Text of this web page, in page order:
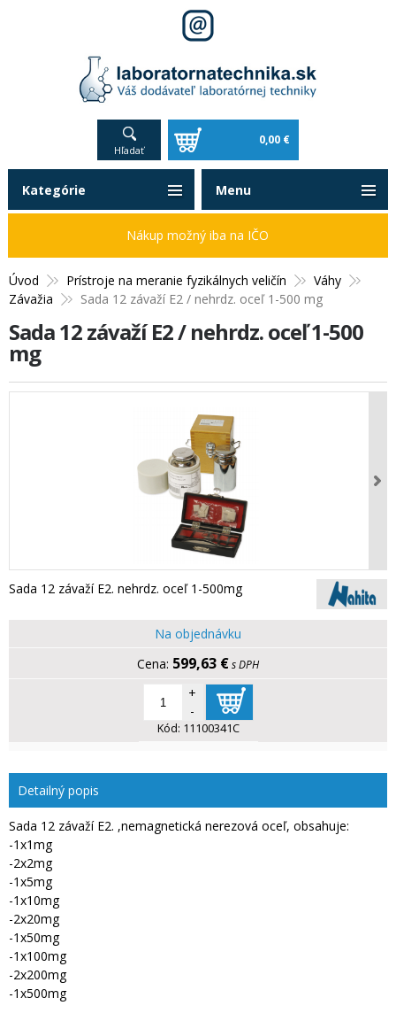
Hľadať
0,00 €
Úvod Prístroje na meranie fyzikálnych veličín
Váhy
Závažia
Sada 12 závaží E2 / nehrdz. oceľ 1-500 mg
Sada 12 závaží E2 / nehrdz. oceľ 1-500
mg
Sada 12 závaží E2. nehrdz. oceľ 1-500mg
Na objednávku
599,63 €s DPH
+
-
Kód: 11100341C
Detailný popis
Sada 12 závaží E2. ,nemagnetická nerezová oceľ, obsahuje:
-1x1mg
-2x2mg
-1x5mg
-1x10mg
-2x20mg
-1x50mg
-1x100mg
-2x200mg
-1x500mg
Kategórie
Nákup možný iba na IČO
Menu